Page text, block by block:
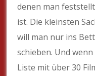
denen man
ist. Die kleinsten
will man nur ins
schieben. Und
Liste mit über 30